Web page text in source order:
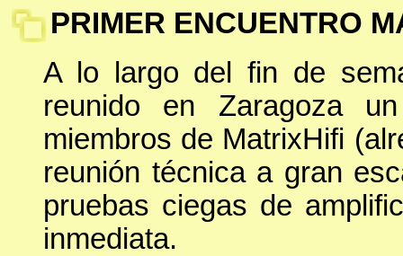
PRIMER ENCUENTRO
A lo largo del fin de
reunido en Zaragoza
miembros de MatrixHifi
reunión técnica a gran
pruebas ciegas de
inmediata.